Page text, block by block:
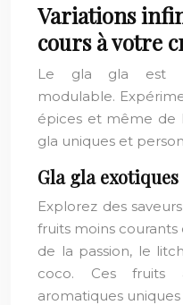
Variations
cours à votre
Le gla gla est
modulable.
épices et même de
gla uniques et
Gla gla
Explorez des
fruits moins
de la passion, le
coco. Ces fruits
aromatiques